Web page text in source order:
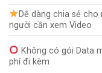
Dễ dàng chia sẻ cho
người cần xem Video
Không có gói Data
phí đi kèm